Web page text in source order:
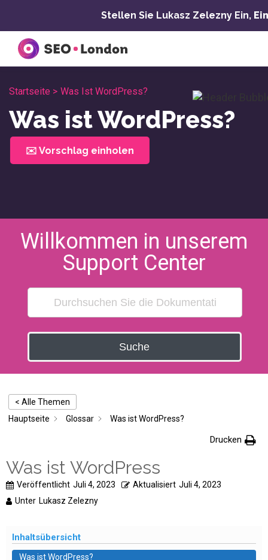
springen
Stellen Sie Lukasz Zelezny Ein,
Startseite > Was Ist WordPress?
Was ist WordPress?
✉️ Vorschlag einholen
Willkommen in unserem
Support Center
Suche
< Alle Themen
Hauptseite
Glossar Was ist WordPress?
Drucken
Was ist WordPress
Veröffentlicht Juli 4, 2023 Aktualisiert Juli 4, 2023
Unter Lukasz Zelezny
Inhaltsübersicht
Was ist WordPress?